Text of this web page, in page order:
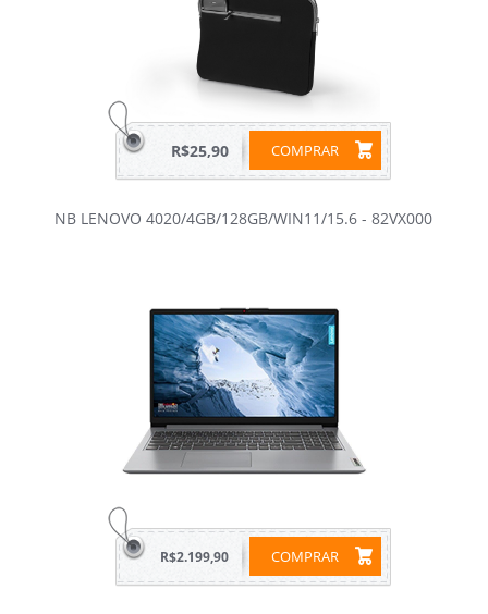
COMPRAR
R$25,90
NB LENOVO 4020/4GB/128GB/WIN11/15.6 - 82VX000
COMPRAR
R$2.199,90